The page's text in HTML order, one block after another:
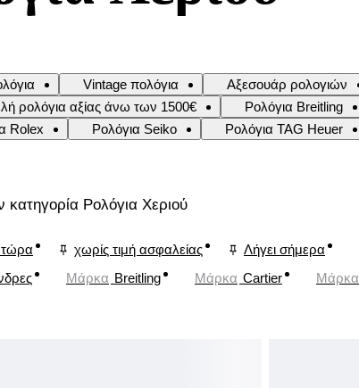
Vintage πολόγια Αξεσουάρ ρολογιών
ρολόγια αξίας άνω των 1500€
Ρολόγια Breitling
Rolex
Ρολόγια Seiko Ρολόγια TAG Heuer
κατηγορία Ρολόγια Χεριού
χωρίς τιμή ασφαλείας Λήγει σήμερα
Μάρκα Breitling Μάρκα Cartier Μάρκα